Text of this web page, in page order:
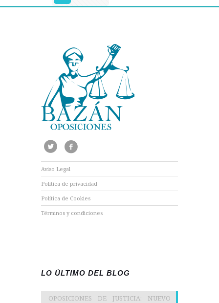
Aviso Legal
Política de privacidad
Política de Cookies
Términos y condiciones
LO ÚLTIMO DEL BLOG
OPOSICIONES DE JUSTICIA: NUEVO